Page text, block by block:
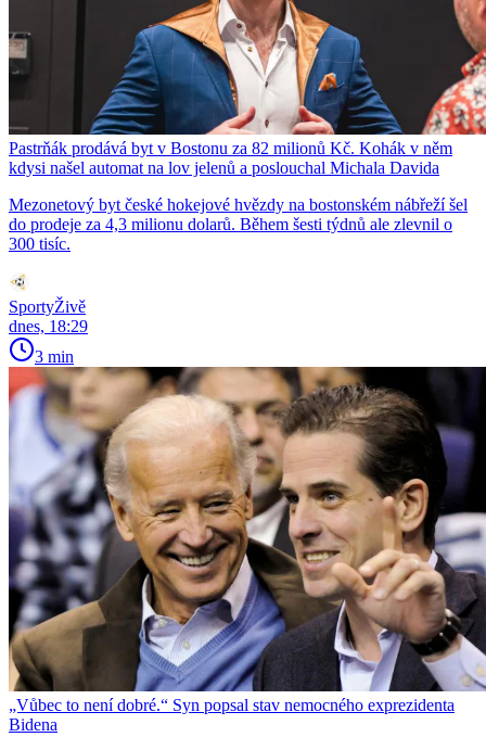
Pastrňák prodává byt v Bostonu za 82 milionů Kč. Kohák v něm
kdysi našel automat na lov jelenů a poslouchal Michala Davida
Mezonetový byt české hokejové hvězdy na bostonském nábřeží šel
do prodeje za 4,3 milionu dolarů. Během šesti týdnů ale zlevnil o
300 tisíc.
SportyŽivě
dnes, 18:29
3 min
„Vůbec to není dobré.“ Syn popsal stav nemocného exprezidenta
Bidena